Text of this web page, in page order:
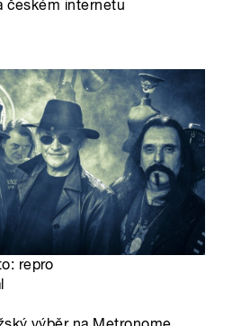
českém internetu
repro